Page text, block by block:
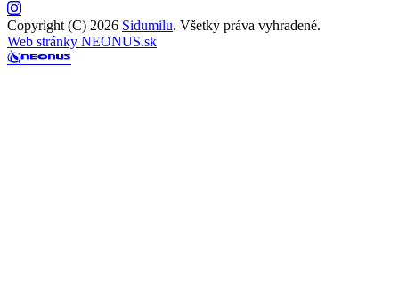
Copyright (C) 2026 Sidumilu. Všetky práva vyhradené.
Web stránky NEONUS.sk